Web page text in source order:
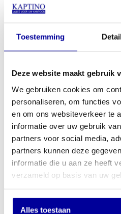
Toestemming
Deze website maakt gebruik
We gebruiken cookies om
personaliseren, om functies
en om ons websiteverkeer te
informatie over uw gebruik
partners voor social media,
partners kunnen deze
informatie die u aan ze heeft
verzameld op basis van uw
Alles toestaan
Kersen
Patara eiken
Endulus
€729,00
In
Offerte